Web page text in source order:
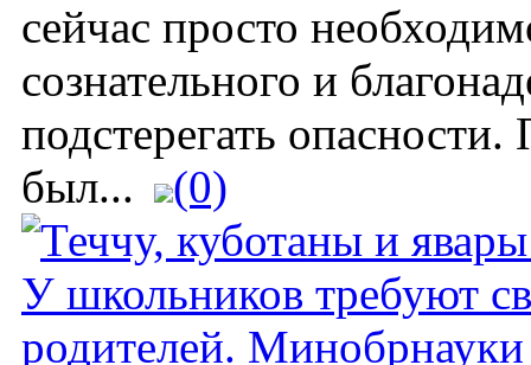
сейчас просто
сознательного и
подстерегать
был...
(0)
У школьников требуют
родителей. Минобрнауки